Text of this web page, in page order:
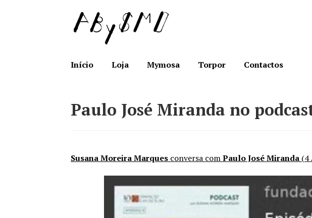
para
a
navegação
para
o
conteúdo
Início
Loja Mymosa Torpor Contactos
Paulo José Miranda no
Susana Moreira Marques conversa comPaulo José Miranda (4